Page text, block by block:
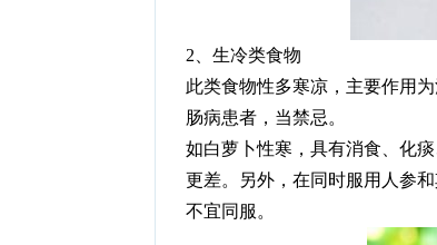
2、生冷类食物
此类食物性多寒凉，主要作用
肠病患者，当禁忌。
如白萝卜性寒，具有消食、化
更差。另外，在同时服用人参
不宜同服。